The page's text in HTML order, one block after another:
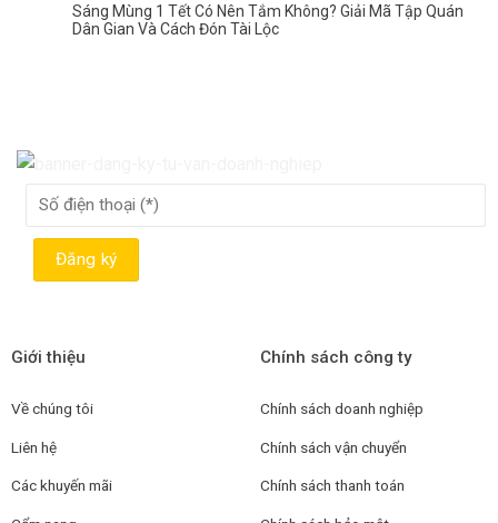
Sáng Mùng 1 Tết Có Nên Tắm Không? Giải Mã Tập Quán
Dân Gian Và Cách Đón Tài Lộc
Giới thiệu
Về chúng tôi
Liên hệ
Các khuyến mãi
Chính sách công ty
Chính sách doanh nghiệp
Chính sách vận chuyển
Chính sách thanh toán